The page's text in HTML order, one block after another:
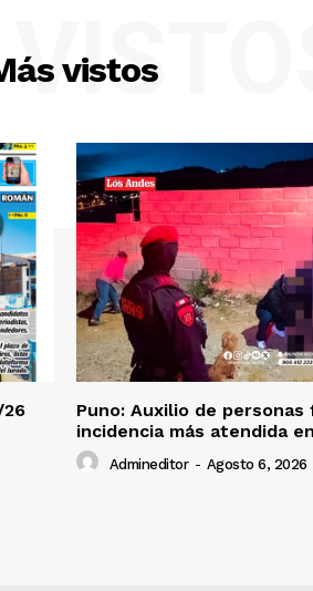
vistos
26
Puno: Auxilio de personas
incidencia más atendida
Admineditor - Agosto 6, 2026